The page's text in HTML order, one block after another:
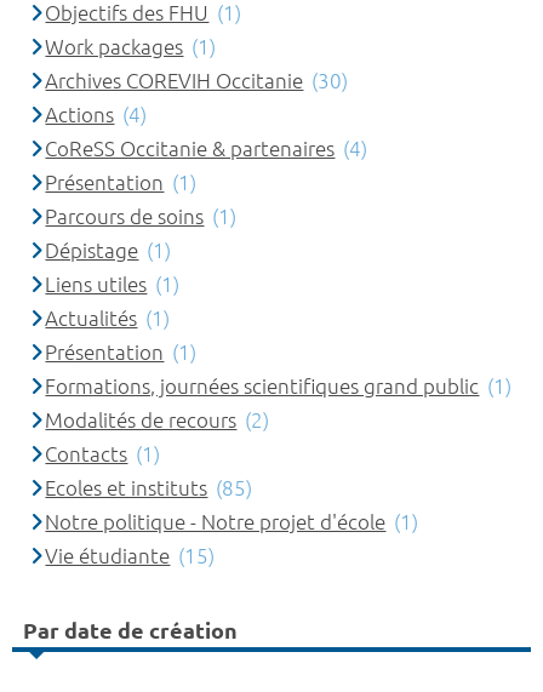
Objectifs des FHU (1)
Work packages (1)
Archives COREVIH Occitanie (30)
Actions (4)
CoReSS Occitanie & partenaires (4)
Présentation (1)
Parcours de soins (1)
Dépistage (1)
Liens utiles (1)
Actualités (1)
Présentation (1)
Formations, journées scientifiques grand public (1)
Modalités de recours (2)
Contacts (1)
Ecoles et instituts (85)
Notre politique - Notre projet d'école (1)
Vie étudiante (15)
Par date de création